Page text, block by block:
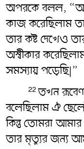
অপরকে বলল,
কাজ করেছিলাম
তার কষ্ট দেখেও
অস্বীকার
সমস্যায় পড়েছি|”
22তখন
বলেছিলাম ঐ
কিন্তু তোমরা
তার মৃত্যুর জন্য